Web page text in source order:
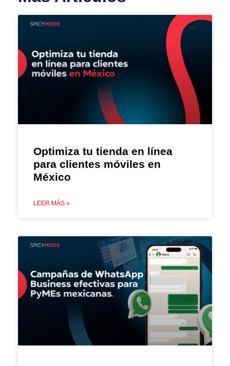
Optimiza tu tienda en línea
para clientes móviles en
México
LEER MÁS »